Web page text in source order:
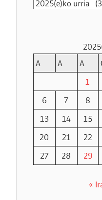
Artxiboak
A
A A
1
6
7 8
13
14 15
20
21 22
27
28 29
«